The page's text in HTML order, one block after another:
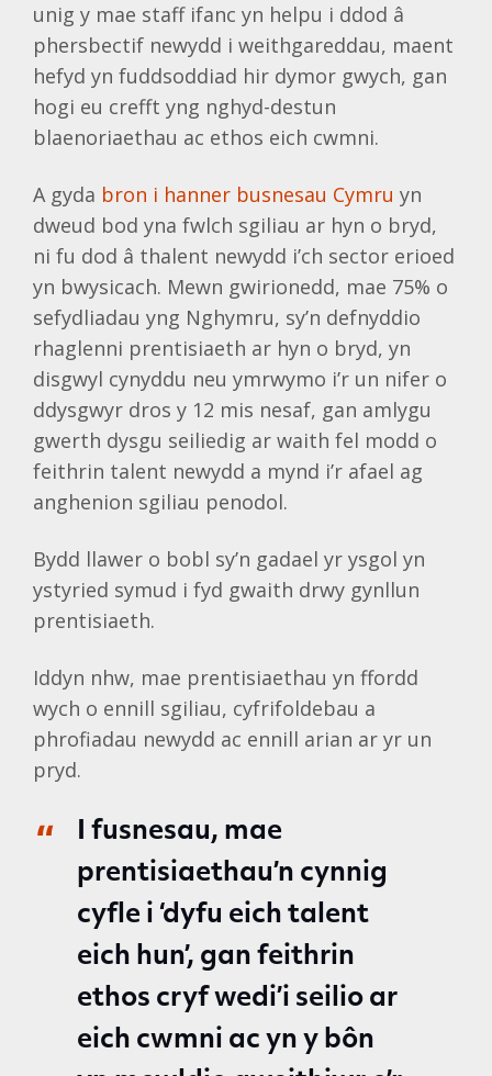
unig y mae staff ifanc yn helpu i ddod â
phersbectif newydd i weithgareddau, maent
hefyd yn fuddsoddiad hir dymor gwych, gan
hogi eu crefft yng nghyd-destun
blaenoriaethau ac ethos eich cwmni.
A gyda bron i hanner busnesau Cymru yn
dweud bod yna fwlch sgiliau ar hyn o bryd,
ni fu dod â thalent newydd i’ch sector erioed
yn bwysicach. Mewn gwirionedd, mae 75% o
sefydliadau yng Nghymru, sy’n defnyddio
rhaglenni prentisiaeth ar hyn o bryd, yn
disgwyl cynyddu neu ymrwymo i’r un nifer o
ddysgwyr dros y 12 mis nesaf, gan amlygu
gwerth dysgu seiliedig ar waith fel modd o
feithrin talent newydd a mynd i’r afael ag
anghenion sgiliau penodol.
Bydd llawer o bobl sy’n gadael yr ysgol yn
ystyried symud i fyd gwaith drwy gynllun
prentisiaeth.
Iddyn nhw, mae prentisiaethau yn ffordd
wych o ennill sgiliau, cyfrifoldebau a
phrofiadau newydd ac ennill arian ar yr un
pryd.
I fusnesau, mae
prentisiaethau’n cynnig
cyfle i ‘dyfu eich talent
eich hun’, gan feithrin
ethos cryf wedi’i seilio ar
eich cwmni ac yn y bôn